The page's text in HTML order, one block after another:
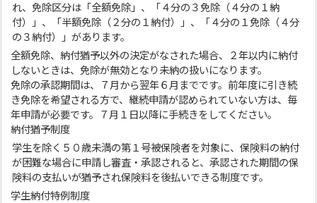
れ、免除区分は「全額免除」、「４分の３免除（４分の１納
付）」、「半額免除（２分の１納付）」、「４分の１免除（４分
の３納付）」があります。
全額免除、納付猶予以外の決定がなされた場合、２年以内に納付
しないときは、免除が無効となり未納の扱いになります。
免除の承認期間は、７月から翌年６月までです。前年度に引き続
き免除を希望される方で、継続申請が認められていない方は、毎
年申請が必要です。７月１日以降に手続きをしてください。
納付猶予制度
学生を除く５０歳未満の第１号被保険者を対象に、保険料の納付
が困難な場合に申請し審査・承認されると、承認された期間の保
険料の支払いが猶予され保険料を後払いできる制度です。
学生納付特例制度